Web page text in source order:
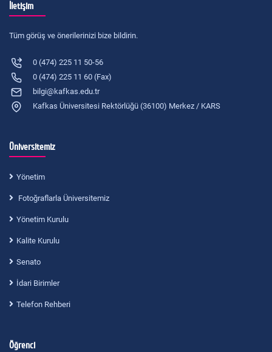
İletişim
Tüm görüş ve önerilerinizi bize bildirin.
0 (474) 225 11 50-56
0 (474) 225 11 60 (Fax)
bilgi@kafkas.edu.tr
Kafkas Üniversitesi Rektörlüğü (36100) Merkez / KARS
Üniversitemiz
Yönetim
Fotoğraflarla Üniversitemiz
Yönetim Kurulu
Kalite Kurulu
Senato
İdari Birimler
Telefon Rehberi
Öğrenci